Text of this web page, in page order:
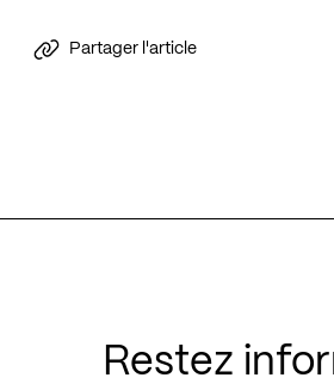
Partager l'article
Restez